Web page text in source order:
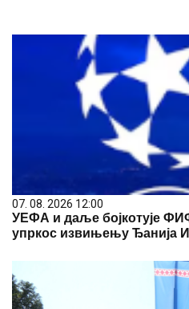
07. 08. 2026 12:00
УЕФА и даље бојкотује
упркос извињењу Ђанија